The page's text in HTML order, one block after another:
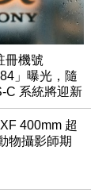
冊機號
」曝光，隨
C 系統將迎新
400mm 超
物攝影師期